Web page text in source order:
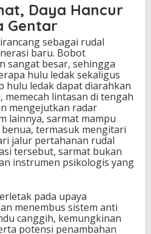
Daya Hancur
Gentar
sebagai rudal
baru. Bobot
sangat besar, sehingga
hulu ledak sekaligus
hulu ledak dapat diarahkan
lintasan di tengah
mengejutkan radar
lainnya, sarmat mampu
termasuk mengitari
jalur pertahanan rudal
tersebut, sarmat bukan
instrumen psikologis yang
pada upaya
menembus sistem anti
canggih, kemungkinan
potensi penambahan